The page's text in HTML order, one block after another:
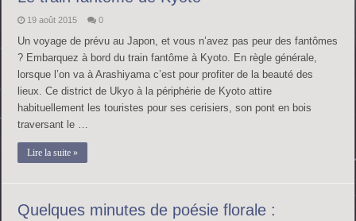
19 août 2015 0
Un voyage de prévu au Japon, et vous n’avez pas peur des fantômes
? Embarquez à bord du train fantôme à Kyoto. En règle générale,
lorsque l’on va à Arashiyama c’est pour profiter de la beauté des
lieux. Ce district de Ukyo à la périphérie de Kyoto attire
habituellement les touristes pour ses cerisiers, son pont en bois
traversant le …
Lire la suite »
Quelques minutes de poésie florale :